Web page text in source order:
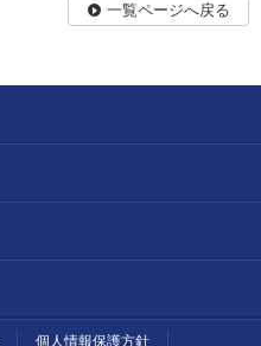
一覧ページへ戻る
個人情報保護方針